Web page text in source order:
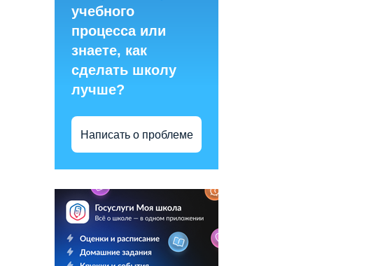
учебного
процесса или
знаете, как
сделать школу
лучше?
Написать о проблеме